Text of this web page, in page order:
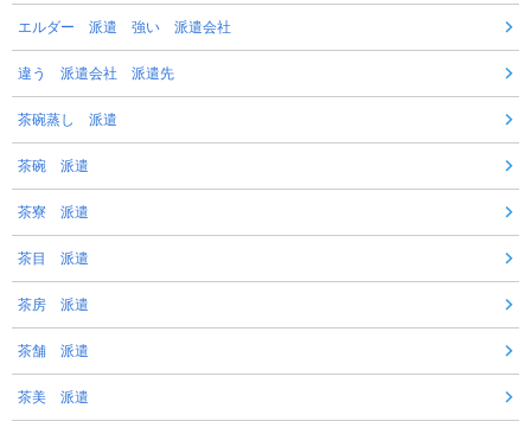
エルダー 派遣 強い 派遣会社
違う 派遣会社 派遣先
茶碗蒸し 派遣
茶碗 派遣
茶寮 派遣
茶目 派遣
茶房 派遣
茶舗 派遣
茶美 派遣